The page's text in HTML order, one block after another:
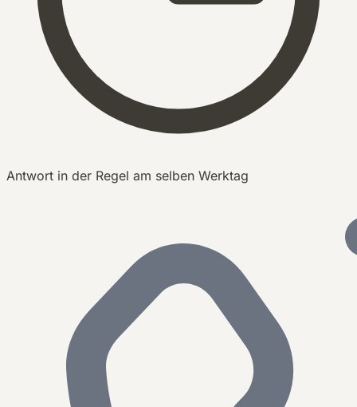
Antwort in der Regel am selben Werktag